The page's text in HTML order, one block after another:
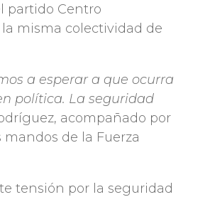
partido Centro
misma colectividad de
a esperar a que ocurra
política. La seguridad
acompañado por
de la Fuerza
tensión por la seguridad